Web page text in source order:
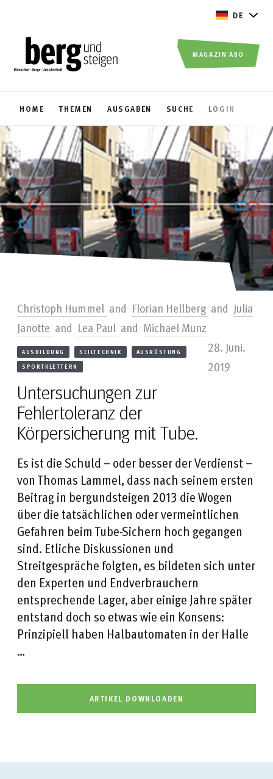
DE
HOME THEMEN AUSGABEN SUCHE LOGIN
MAGAZIN ABO
Untersuchungen zur
Fehlertoleranz der
Körpersicherung mit Tube.
AUSBILDUNG SEILTECHNIK
AUSRÜSTUNG
SPORTKLETTERN
28. Juni.
2019
Christoph Hummel and Florian Hellberg and Julia
Janotte and Lea Paul and Michael Munz
Es ist die Schuld – oder besser der Verdienst –
von Thomas Lammel, dass nach seinem ersten
Beitrag in bergundsteigen 2013 die Wogen
über die tatsächlichen oder vermeintlichen
Gefahren beim Tube-Sichern hoch gegangen
sind. Etliche Diskussionen und
Streitgespräche folgten, es bildeten sich unter
den Experten und Endverbrauchern
entsprechende Lager, aber einige Jahre später
entstand doch so etwas wie ein Konsens:
Prinzipiell haben Halbautomaten in der Halle
…
ARTIKEL DOWNLOADEN